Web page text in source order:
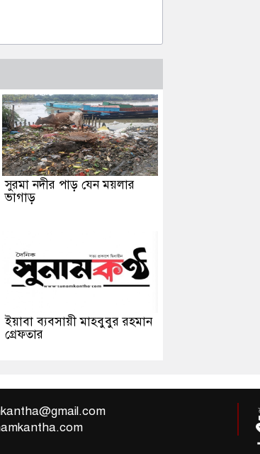
সুরমা নদীর পাড় যেন ময়লার
ভাগাড়
ইয়াবা ব্যবসায়ী মাহবুবুর রহমান
গ্রেফতার